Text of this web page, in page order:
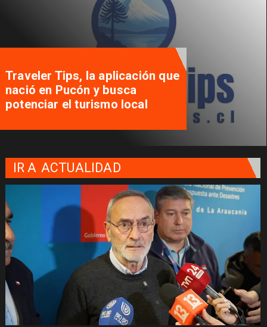
Traveler Tips, la aplicación que
nació en Pucón y busca
potenciar el turismo local
IR A ACTUALIDAD